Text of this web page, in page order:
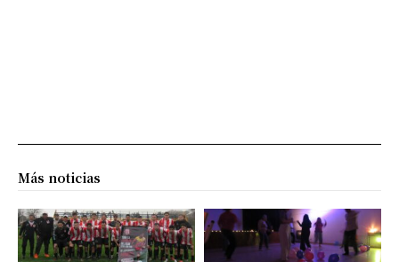
Más noticias